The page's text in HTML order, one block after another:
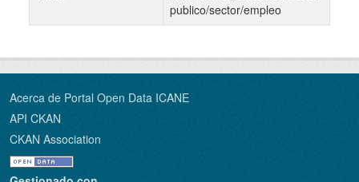
publico/sector/empleo
Acerca de Portal Open Data ICANE
API CKAN
CKAN Association